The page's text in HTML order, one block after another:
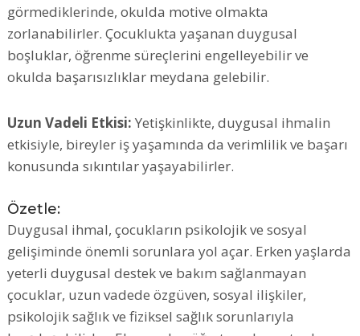
görmediklerinde, okulda motive olmakta
zorlanabilirler. Çocuklukta yaşanan duygusal
boşluklar, öğrenme süreçlerini engelleyebilir ve
okulda başarısızlıklar meydana gelebilir.
Uzun Vadeli Etkisi: Yetişkinlikte, duygusal ihmalin
etkisiyle, bireyler iş yaşamında da verimlilik ve başarı
konusunda sıkıntılar yaşayabilirler.
Özetle:
Duygusal ihmal, çocukların psikolojik ve sosyal
gelişiminde önemli sorunlara yol açar. Erken yaşlarda
yeterli duygusal destek ve bakım sağlanmayan
çocuklar, uzun vadede özgüven, sosyal ilişkiler,
psikolojik sağlık ve fiziksel sağlık sorunlarıyla